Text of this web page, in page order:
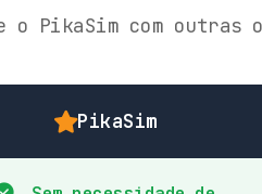
o PikaSim com outras
PikaSim